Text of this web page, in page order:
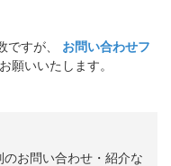
すが、
お問い合わせフ
願いいたします。
お問い合わせ・紹介な